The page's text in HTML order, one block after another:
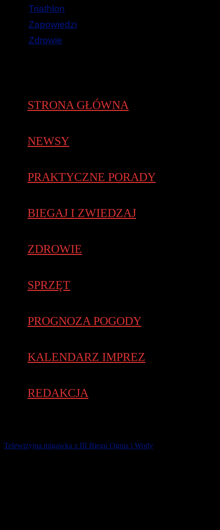
Triathlon
Zapowiedzi
Zdrowie
STRONA GŁÓWNA
NEWSY
PRAKTYCZNE PORADY
BIEGAJ I ZWIEDZAJ
ZDROWIE
SPRZĘT
PROGNOZA POGODY
KALENDARZ IMPREZ
REDAKCJA
Telewizyjna migawka z III Biegu Ognia i Wody